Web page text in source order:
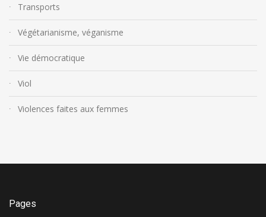
Transports
Végétarianisme, véganisme
Vie démocratique
Viol
Violences faites aux femmes
Pages